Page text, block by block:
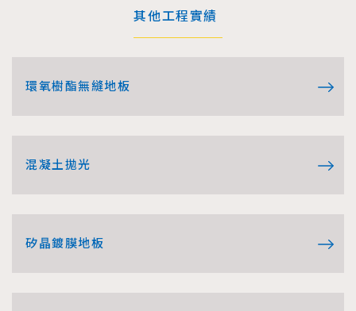
其他工程實績
環氧樹酯無縫地板
混凝土拋光
矽晶鍍膜地板